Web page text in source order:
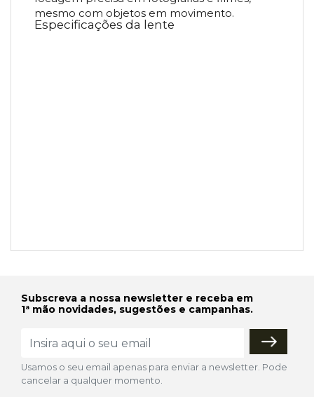
mesmo com objetos em movimento.
Especificações da lente
Subscreva a nossa newsletter e receba em
1ª mão novidades, sugestões e campanhas.
Usamos o seu email apenas para enviar a newsletter. Pode
cancelar a qualquer momento.